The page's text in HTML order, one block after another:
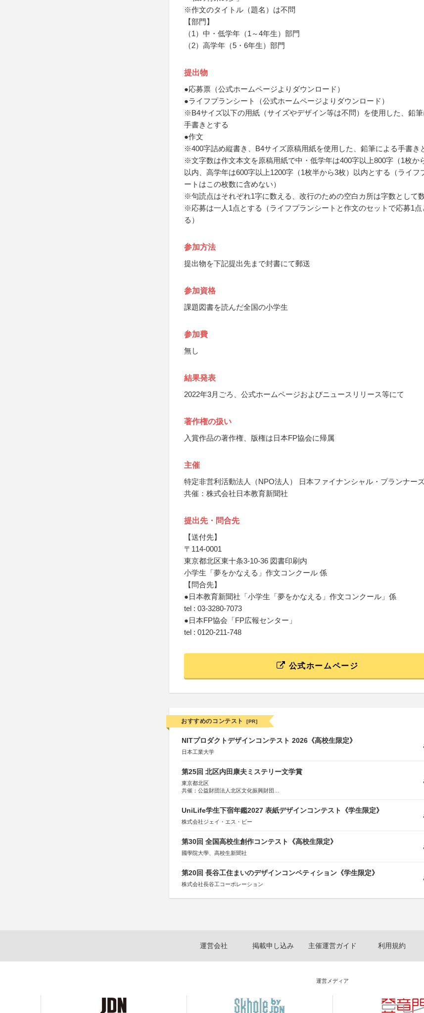
※作文のタイトル（題名）は不問
【部門】
（1）中・低学年（1～4年生）部門
（2）高学年（5・6年生）部門
提出物
●応募票（公式ホームページよりダウンロード）
●ライフプランシート（公式ホームページよりダウンロード）
※B4サイズ以下の用紙（サイズやデザイン等は不問）を使用した、鉛筆
手書きとする
●作文
※400字詰め縦書き、B4サイズ原稿用紙を使用した、鉛筆による手書き
※文字数は作文本文を原稿用紙で中・低学年は400字以上800字（1枚か
以内、高学年は600字以上1200字（1枚半から3枚）以内とする（ライフ
ートはこの枚数に含めない）
※句読点はそれぞれ1字に数える、改行のための空白カ所は字数として
※応募は一人1点とする（ライフプランシートと作文のセットで応募1点
る）
参加方法
提出物を下記提出先まで封書にて郵送
参加資格
課題図書を読んだ全国の小学生
参加費
無し
結果発表
2022年3月ごろ、公式ホームページおよびニュースリリース等にて
著作権の扱い
入賞作品の著作権、版権は日本FP協会に帰属
主催
特定非営利活動法人（NPO法人） 日本ファイナンシャル・プランナー
共催：株式会社日本教育新聞社
提出先・問合先
【送付先】
〒114-0001
東京都北区東十条3-10-36 図書印刷内
小学生「夢をかなえる」作文コンクール 係
【問合先】
●日本教育新聞社「小学生「夢をかなえる」作文コンクール」係
tel : 03-3280-7073
●日本FP協会「FP広報センター」
tel : 0120-211-748
公式ホームページ
おすすめのコンテスト [PR]
NITプロダクトデザインコンテスト 2026《高校生限定》
日本工業大学
第25回 北区内田康夫ミステリー文学賞
東京都北区
共催：公益財団法人北区文化振興財団
協賛：株式会社実業之日本社
UniLife学生下宿年鑑2027 表紙デザインコンテスト《学生限定》
株式会社ジェイ・エス・ビー
第30回 全国高校生創作コンテスト《高校生限定》
國學院大學、高校生新聞社
第20回 長谷工住まいのデザインコンペティション《学生限定》
株式会社長谷工コーポレーション
運営会社 掲載申し込み 主催運営ガイド 利用規約
運営メディア